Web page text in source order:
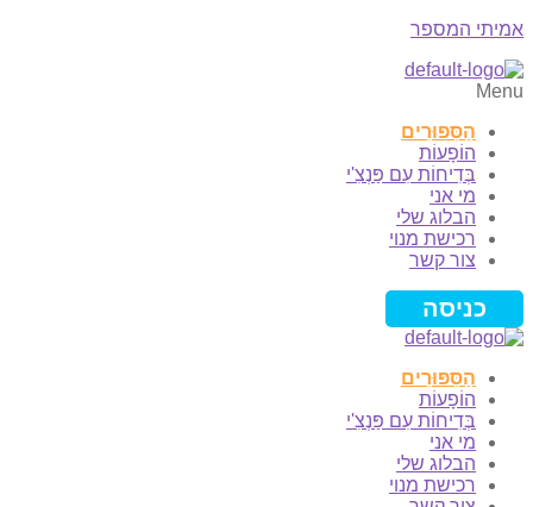
אמיתי המספר
Menu
הַסִּפּוּרִים
הוֹפָעוֹת
בְּדִיחוֹת עִם פַּנְצִ'י
מי אני
הבלוג שלי
רכישת מנוי
צור קשר
כניסה
הַסִּפּוּרִים
הוֹפָעוֹת
בְּדִיחוֹת עִם פַּנְצִ'י
מי אני
הבלוג שלי
רכישת מנוי